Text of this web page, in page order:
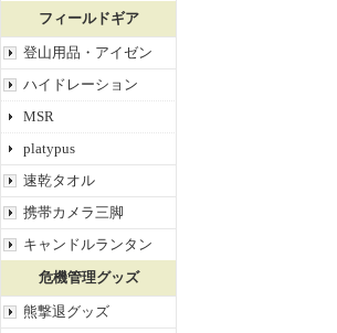
フィールドギア
登山用品・アイゼン
ハイドレーション
MSR
platypus
速乾タオル
携帯カメラ三脚
キャンドルランタン
危機管理グッズ
熊撃退グッズ